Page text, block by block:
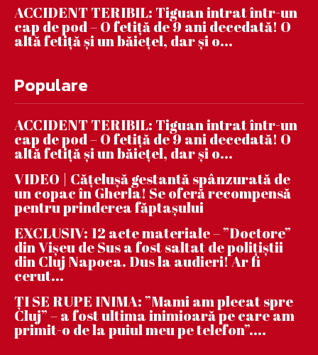
ACCIDENT TERIBIL: Tiguan intrat într-un
cap de pod – O fetiță de 9 ani decedată! O
altă fetiță și un băiețel, dar și o...
Populare
ACCIDENT TERIBIL: Tiguan intrat într-un
cap de pod – O fetiță de 9 ani decedată! O
altă fetiță și un băiețel, dar și o...
VIDEO | Căţeluşă gestantă spânzurată de
un copac în Gherla! Se oferă recompensă
pentru prinderea făptaşului
EXCLUSIV: 12 acte materiale – ”Doctore”
din Vișeu de Sus a fost saltat de polițiștii
din Cluj Napoca. Dus la audieri! Ar fi
cerut...
ȚI SE RUPE INIMA: ”Mami am plecat spre
Cluj” – a fost ultima inimioară pe care am
primit-o de la puiul meu pe telefon”....